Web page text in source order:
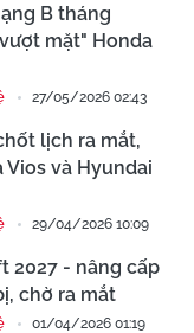
B tháng
mặt" Honda
27/05/2026 02:43
lịch ra mắt,
và Hyundai
29/04/2026 10:09
2027 - nâng cấp
chờ ra mắt
01/04/2026 01:19